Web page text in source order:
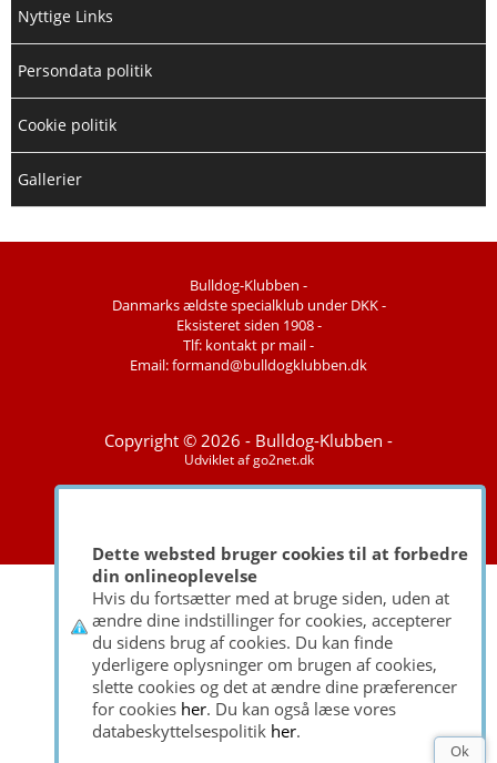
Ok
Dette websted bruger cookies til at forbedre
din onlineoplevelse
Hvis du fortsætter med at bruge siden, uden at
ændre dine indstillinger for cookies, accepterer
du sidens brug af cookies. Du kan finde
yderligere oplysninger om brugen af cookies,
slette cookies og det at ændre dine præferencer
for cookies her. Du kan også læse vores
databeskyttelsespolitik her.
Nyttige Links
Persondata politik
Cookie politik
Gallerier
Bulldog-Klubben -
Danmarks ældste specialklub under DKK -
Eksisteret siden 1908 -
Tlf: kontakt pr mail -
Email: formand@bulldogklubben.dk
Copyright © 2026 - Bulldog-Klubben -
Udviklet afgo2net.dk